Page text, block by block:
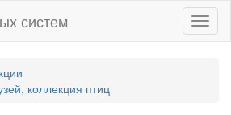
систем
коллекция птиц